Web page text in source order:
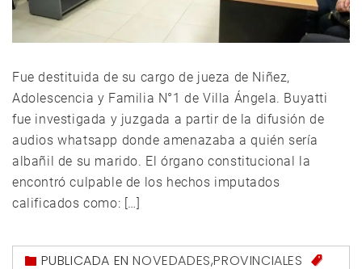
Fue destituida de su cargo de jueza de Niñez,
Adolescencia y Familia N°1 de Villa Ángela. Buyatti
fue investigada y juzgada a partir de la difusión de
audios whatsapp donde amenazaba a quién sería
albañil de su marido. El órgano constitucional la
encontró culpable de los hechos imputados
calificados como: […]
PUBLICADA ENNOVEDADES,PROVINCIALES